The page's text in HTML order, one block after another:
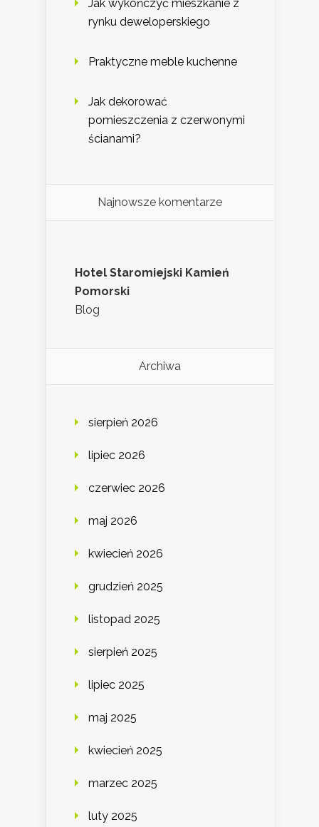
Jak wykończyć mieszkanie z
rynku deweloperskiego
Praktyczne meble kuchenne
Jak dekorować
pomieszczenia z czerwonymi
ścianami?
Najnowsze komentarze
Hotel Staromiejski Kamień
Pomorski
Blog
Archiwa
sierpień 2026
lipiec 2026
czerwiec 2026
maj 2026
kwiecień 2026
grudzień 2025
listopad 2025
sierpień 2025
lipiec 2025
maj 2025
kwiecień 2025
marzec 2025
luty 2025